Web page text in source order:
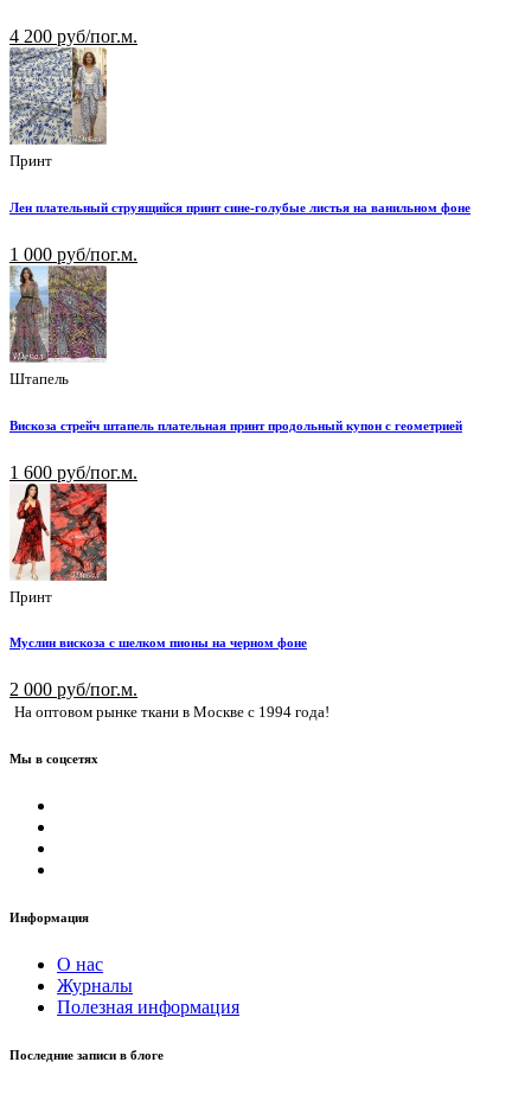
4 200 руб/пог.м.
Принт
Лен плательный струящийся принт сине-голубые листья на ванильном фоне
1 000 руб/пог.м.
Штапель
Вискоза стрейч штапель плательная принт продольный купон с геометрией
1 600 руб/пог.м.
Принт
Муслин вискоза с шелком пионы на черном фоне
2 000 руб/пог.м.
На оптовом рынке ткани в Москве с 1994 года!
Мы в соцсетях
Информация
О нас
Журналы
Полезная информация
Последние записи в блоге